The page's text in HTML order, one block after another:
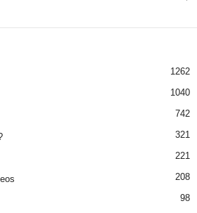
1262
1040
742
321
221
208
98